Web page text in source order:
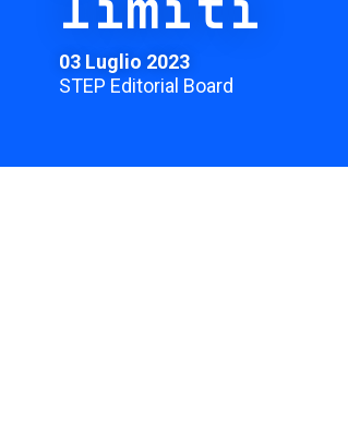
03 Luglio 2023
STEP Editorial Board